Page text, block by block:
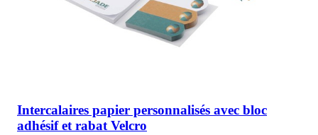
Intercalaires papier personnalisés avec bloc
adhésif et rabat Velcro